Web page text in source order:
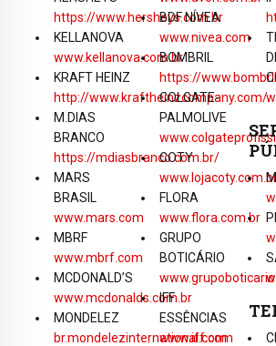
https://www.hersheys.com.br
KELLANOVA
www.kellanova.com.br
KRAFT HEINZ
http://www.kraftheinzcompany.com/
M.DIAS
BRANCO
https://mdiasbranco.com.br/
MARS
BRASIL
www.mars.com
MBRF
www.mbrf.com
MCDONALD’S
www.mcdonalds.com.br
MONDELEZ
br.mondelezinternational.com
BDF NÍVEA
www.nivea.com
BOMBRIL
https://
COLGATE-
PALMOLIVE
COTY
FLORA
www.flora.com.br
GRUPO
BOTICÁRIO
IFF
ESSÊNCIAS
www.iff.com